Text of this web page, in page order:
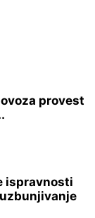
provest
ispravnosti